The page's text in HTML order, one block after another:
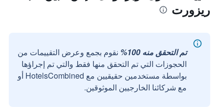
ريزورت
تم التحقق منه 100%
نقوم بجمع وعرض التقييمات من
الحجوزات التي تم التحقق منها فقط والتي تم إجراؤها
بواسطة مستخدمين حقيقيين مع HotelsCombined أو
مع شركائنا الخارجيين الموثوقين.